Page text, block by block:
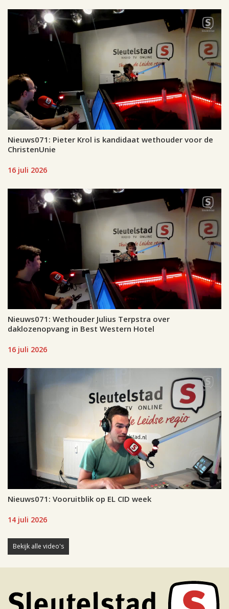
Nieuws071: Pieter Krol is kandidaat wethouder voor de
ChristenUnie
16 juli 2026
Nieuws071: Wethouder Julius Terpstra over
daklozenopvang in Best Western Hotel
16 juli 2026
Nieuws071: Vooruitblik op EL CID week
14 juli 2026
Bekijk alle video's